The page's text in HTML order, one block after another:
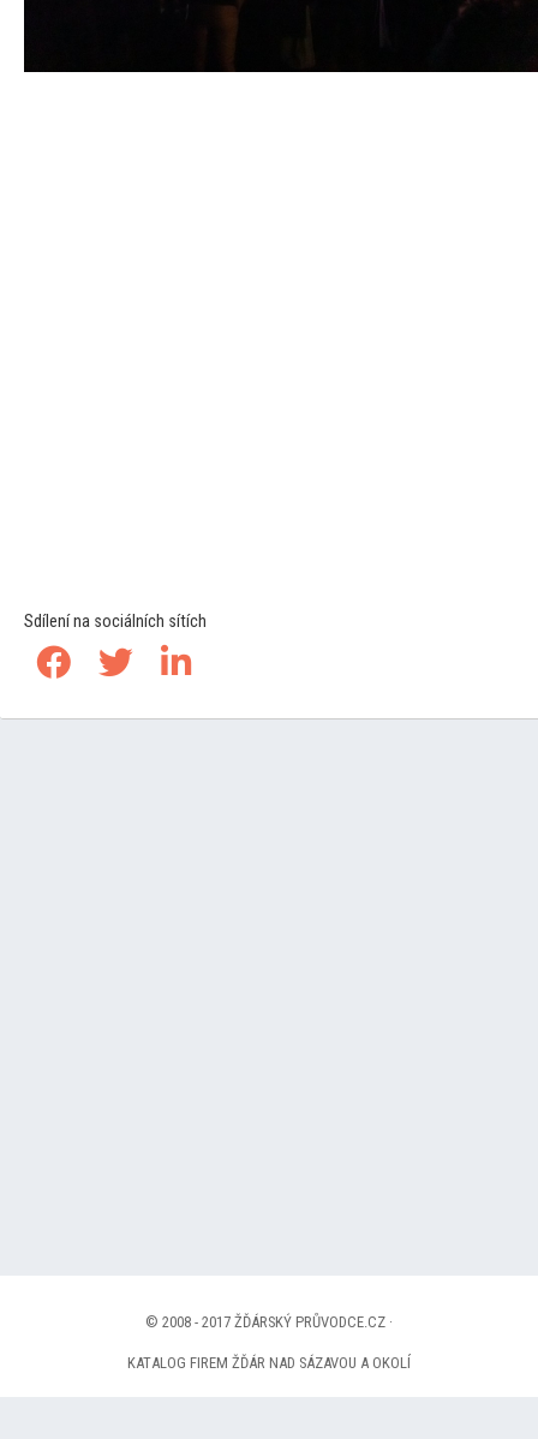
Sdílení na sociálních sítích
© 2008 - 2017 ŽĎÁRSKÝ PRŮVODCE.CZ ·
KATALOG FIREM ŽĎÁR NAD SÁZAVOU A OKOLÍ